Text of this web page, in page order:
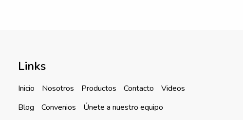
Links
Inicio Nosotros Productos Contacto
Videos
Blog
Convenios Únete a nuestro equipo